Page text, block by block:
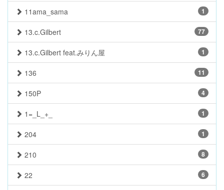
1
11ama_sama
77
13.c.Gilbert
1
13.c.Gilbert feat.みりん屋
11
136
4
150P
1
1=_L_+_
1
204
8
210
6
22